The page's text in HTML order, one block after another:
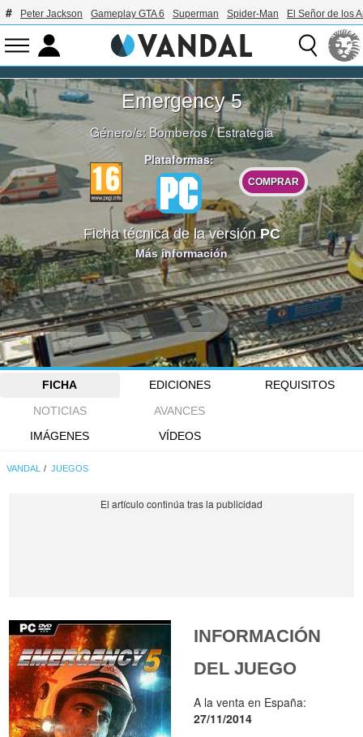
Peter Jackson Gameplay GTA 6 Superman Spider-Man El Señor de los
Emergency 5
Género/s: Bomberos/Estrategia
Plataformas:
COMPRAR
Ficha técnica de la versiónPC
Más información
FICHA EDICIONES
REQUISITOS
NOTICIAS
AVANCES
IMÁGENES
VÍDEOS
VANDAL JUEGOS
INFORMACIÓN
DEL JUEGO
A la venta en España:
27/11/2014